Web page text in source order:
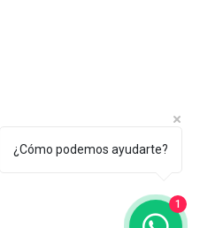
¿Cómo podemos ayudarte?
1